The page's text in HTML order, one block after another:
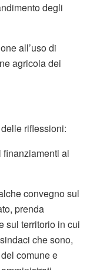
degli
all’uso di
agricola dei
riflessioni:
finanziamenti al
convegno sul
prenda
sul territorio in cui
che sono,
comune e